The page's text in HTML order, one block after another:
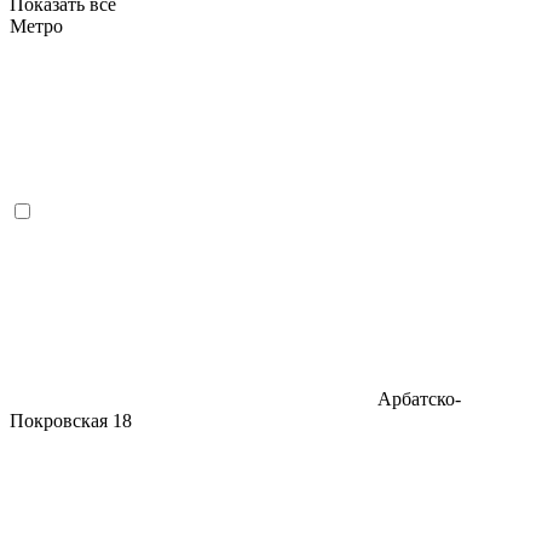
Показать всё
Метро
Арбатско-
Покровская 18